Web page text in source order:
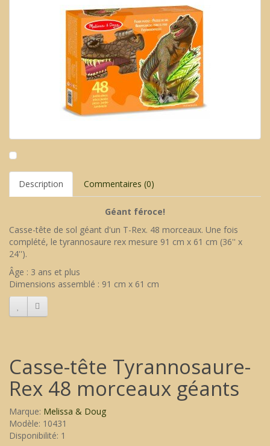
Description Commentaires (0)
Géant féroce!
Casse-tête de sol géant d'un T-Rex. 48 morceaux. Une fois
complété, le tyrannosaure rex mesure 91 cm x 61 cm (36'' x
24'').
Âge : 3 ans et plus
Dimensions assemblé : 91 cm x 61 cm
Casse-tête Tyrannosaure-
Rex 48 morceaux géants
Marque: Melissa & Doug
Modèle: 10431
Disponibilité: 1